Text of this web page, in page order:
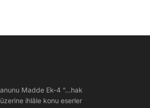
Madde Ek-4 “…hak
ihlâle konu eserler